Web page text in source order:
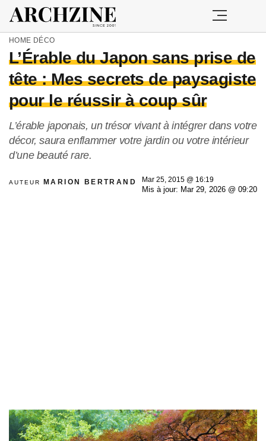
HOME DÉCO
L’Érable du Japon sans prise de
tête : Mes secrets de paysagiste
pour le réussir à coup sûr
L’érable japonais, un trésor vivant à intégrer dans votre
décor, saura enflammer votre jardin ou votre intérieur
d’une beauté rare.
AUTEUR MARION BERTRAND
Mar 25, 2015 @ 16:19
Mis à jour: Mar 29, 2026 @ 09:20